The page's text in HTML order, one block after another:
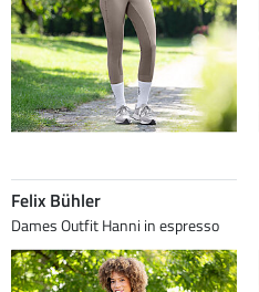
Felix Bühler
Dames Outfit Hanni in espresso